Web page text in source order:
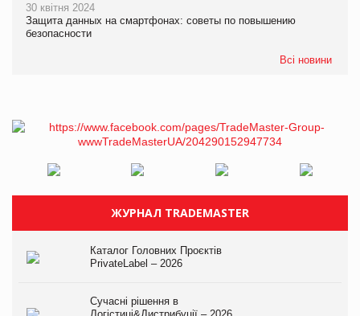
30 квітня 2024
Защита данных на смартфонах: советы по повышению
безопасности
Всі новини
ЖУРНАЛ TRADEMASTER
Каталог Головних Проєктів
PrivateLabel – 2026
Сучасні рішення в